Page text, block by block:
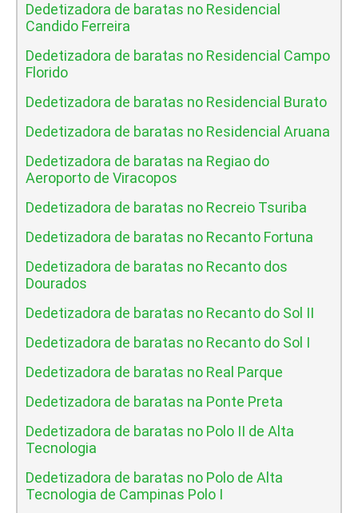
Dedetizadora de baratas no Residencial
Candido Ferreira
Dedetizadora de baratas no Residencial Campo
Florido
Dedetizadora de baratas no Residencial Burato
Dedetizadora de baratas no Residencial Aruana
Dedetizadora de baratas na Regiao do
Aeroporto de Viracopos
Dedetizadora de baratas no Recreio Tsuriba
Dedetizadora de baratas no Recanto Fortuna
Dedetizadora de baratas no Recanto dos
Dourados
Dedetizadora de baratas no Recanto do Sol II
Dedetizadora de baratas no Recanto do Sol I
Dedetizadora de baratas no Real Parque
Dedetizadora de baratas na Ponte Preta
Dedetizadora de baratas no Polo II de Alta
Tecnologia
Dedetizadora de baratas no Polo de Alta
Tecnologia de Campinas Polo I